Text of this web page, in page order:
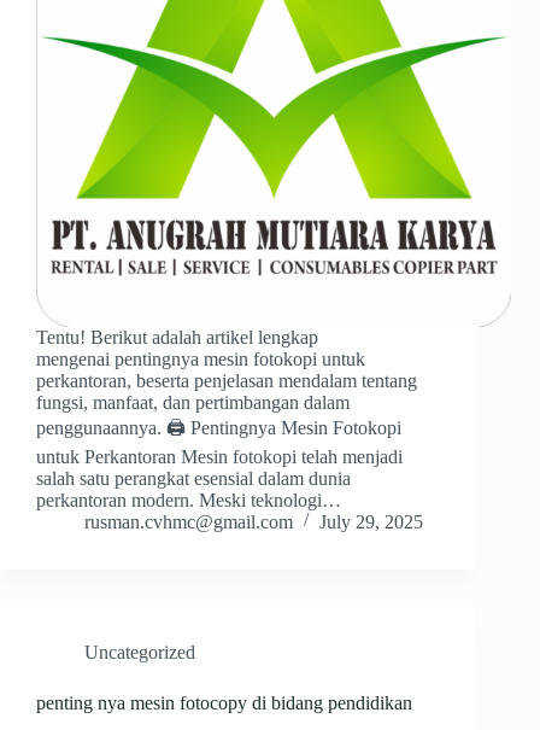
Tentu! Berikut adalah artikel lengkap
mengenai pentingnya mesin fotokopi untuk
perkantoran, beserta penjelasan mendalam tentang
fungsi, manfaat, dan pertimbangan dalam
penggunaannya. 🖨️ Pentingnya Mesin Fotokopi
untuk Perkantoran Mesin fotokopi telah menjadi
salah satu perangkat esensial dalam dunia
perkantoran modern. Meski teknologi…
rusman.cvhmc@gmail.com
July 29, 2025
Uncategorized
penting nya mesin fotocopy di bidang pendidikan